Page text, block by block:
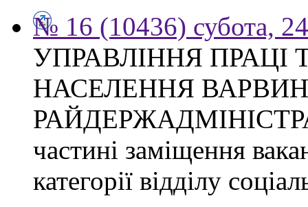
№ 16 (10436) субота,
УПРАВЛІННЯ ПРАЦІ
НАСЕЛЕННЯ
частині заміщення
категорії відділу